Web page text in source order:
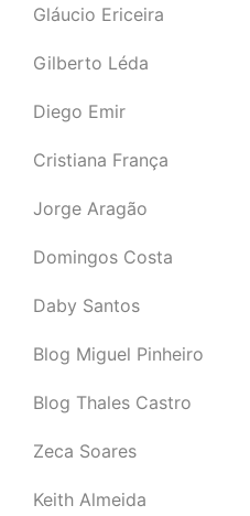
Gláucio Ericeira
Gilberto Léda
Diego Emir
Cristiana França
Jorge Aragão
Domingos Costa
Daby Santos
Blog Miguel Pinheiro
Blog Thales Castro
Zeca Soares
Keith Almeida